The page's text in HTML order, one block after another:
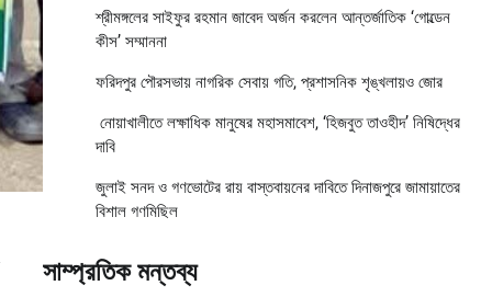
শ্রীমঙ্গলের সাইফুর রহমান জাবেদ অর্জন করলেন আন্তর্জাতিক ‘গোল্ডেন
কীস’ সম্মাননা
ফরিদপুর পৌরসভায় নাগরিক সেবায় গতি, প্রশাসনিক শৃঙ্খলায়ও জোর
নোয়াখালীতে লক্ষাধিক মানুষের মহাসমাবেশ, ‘হিজবুত তাওহীদ’ নিষিদ্ধের
দাবি
জুলাই সনদ ও গণভোটের রায় বাস্তবায়নের দাবিতে দিনাজপুরে জামায়াতের
বিশাল গণমিছিল
সাম্প্রতিক মন্তব্য